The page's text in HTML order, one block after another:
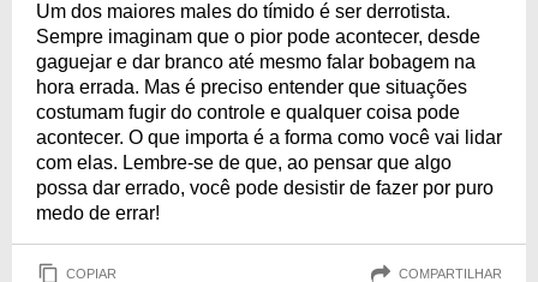
Um dos maiores males do tímido é ser derrotista.
Sempre imaginam que o pior pode acontecer, desde
gaguejar e dar branco até mesmo falar bobagem na
hora errada. Mas é preciso entender que situações
costumam fugir do controle e qualquer coisa pode
acontecer. O que importa é a forma como você vai lidar
com elas. Lembre-se de que, ao pensar que algo
possa dar errado, você pode desistir de fazer por puro
medo de errar!
COPIAR COMPARTILHAR